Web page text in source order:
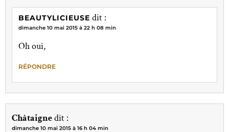
BEAUTYLICIEUSE dit :
dimanche 10 mai 2015 à 22 h 08 min
Oh oui,
RÉPONDRE
Châtaignedit :
dimanche 10 mai 2015 à 16 h 04 min